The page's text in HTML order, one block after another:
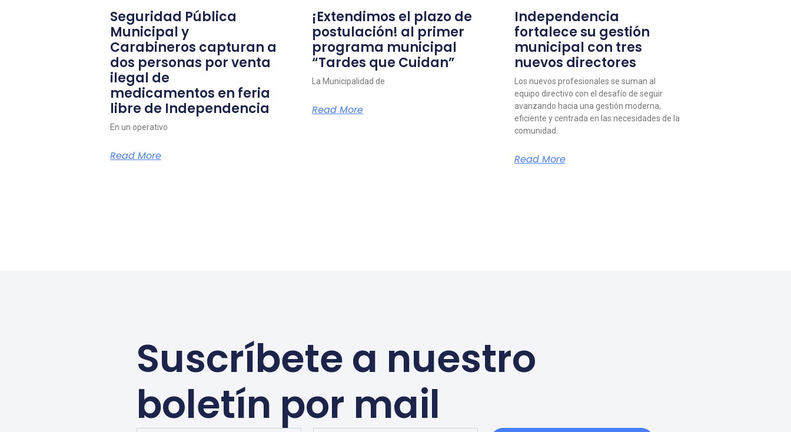
Seguridad Pública
Municipal y
Carabineros capturan a
dos personas por venta
ilegal de
medicamentos en feria
libre de Independencia
En un operativo
Read More
¡Extendimos el plazo de
postulación! al primer
programa municipal
“Tardes que Cuidan”
La Municipalidad de
Read More
Independencia
fortalece su gestión
municipal con tres
nuevos directores
Los nuevos profesionales se suman al
equipo directivo con el desafío de seguir
avanzando hacia una gestión moderna,
eficiente y centrada en las necesidades de la
comunidad.
Read More
Suscríbete a nuestro
boletín por mail